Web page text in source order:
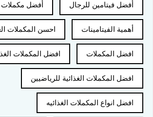
أفضل فيتامين للرجال أفضل مكملات
أهمية الفيتامينات احسن المكملات
افضل المكملات افضل المكملات
افضل المكملات الغذائية للرياضيين
افضل انواع المكملات الغذائيه